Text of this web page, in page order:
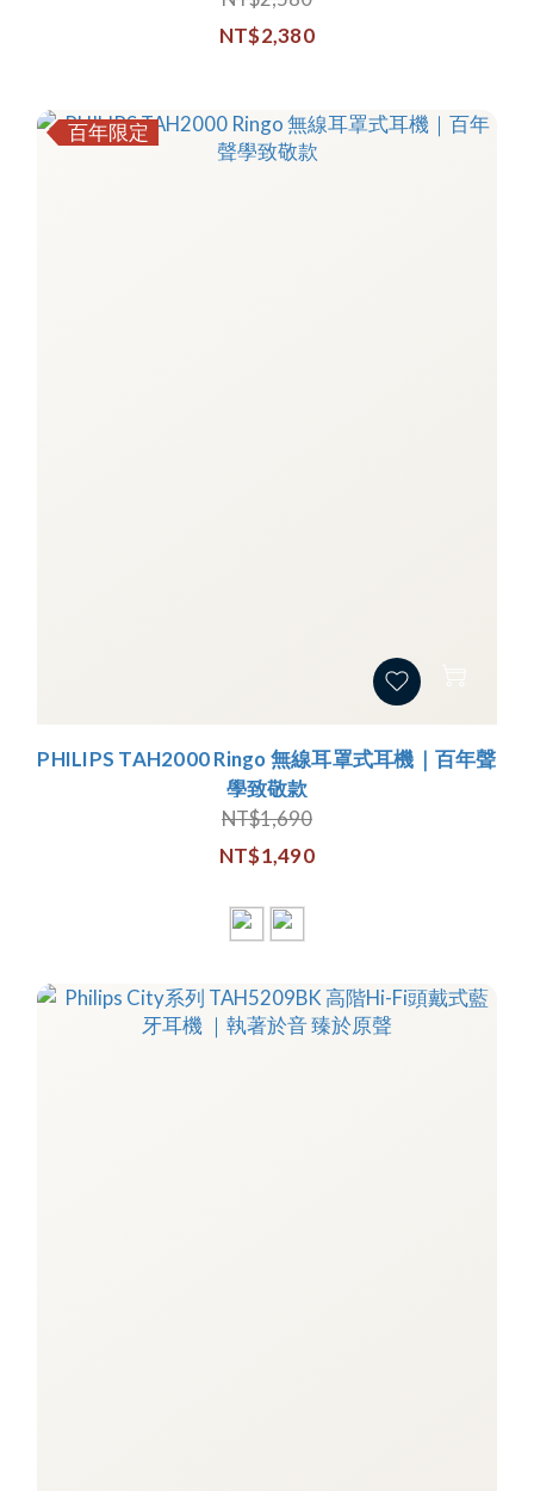
NT$2,380
百年限定
PHILIPS TAH2000 Ringo 無線耳罩式耳機｜百年聲
學致敬款
NT$1,690
NT$1,490